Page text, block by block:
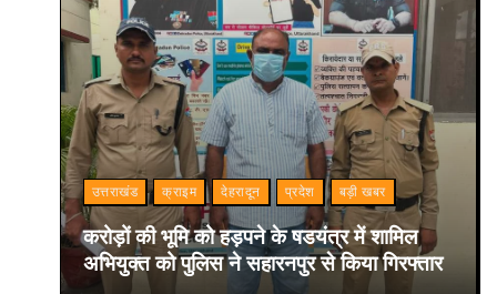
उत्तराखंड क्राइम देहरादून प्रदेश बड़ी खबर
करोड़ों की भूमि को हड़पने के षडयंत्र में शामिल
अभियुक्त को पुलिस ने सहारनपुर से किया गिरफ्तार